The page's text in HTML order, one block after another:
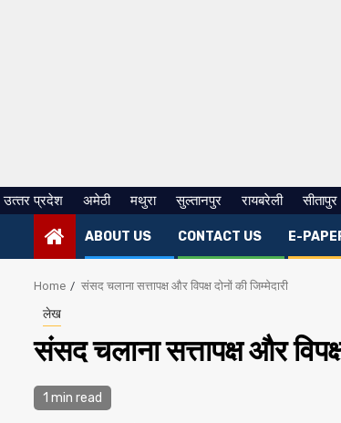
उत्‍तर प्रदेश अमेठी मथुरा सुल्तानपुर रायबरेली सीतापुर
ABOUT US CONTACT US E-
Home संसद चलाना सत्तापक्ष और विपक्ष दोनों की जिम्मेदारी
लेख
संसद चलाना सत्तापक्ष और
1 min read